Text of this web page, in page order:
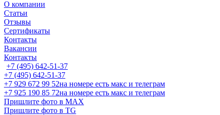
О компании
Статьи
Отзывы
Сертификаты
Контакты
Вакансии
Контакты
+7 (495) 642-51-37
+7 (495) 642-51-37
+7 929 672 99 52на номере есть макс и телеграм
+7 925 190 85 72на номере есть макс и телеграм
Пришлите фото в MAX
Пришлите фото в TG